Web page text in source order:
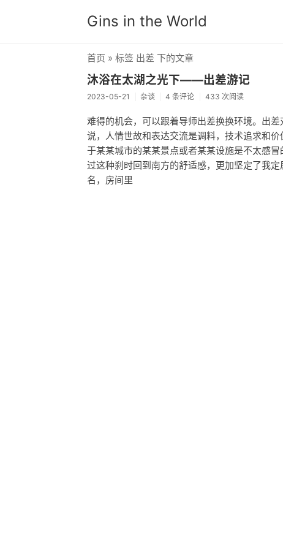
Gins in the World
首页 » 标签 出差 下的文章
沐浴在太湖之光下——出差游记
2023-05-21 杂谈 4 条评论 433 次阅读
难得的机会，可以跟着导师出差换换环境。出
说，人情世故和表达交流是调料，技术追求和
于某某城市的某某景点或者某某设施是不太感
过这种刹时回到南方的舒适感，更加坚定了我
名，房间里